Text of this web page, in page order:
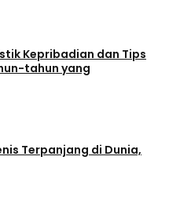
Kepribadian dan Tips
tahun yang
Terpanjang di Dunia,